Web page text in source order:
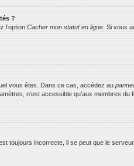
?
l’option Cacher mon statut en ligne . Si vous
vous êtes. Dans ce cas, accédez au
n’est accessible qu’aux membres
toujours incorrecte, il se peut que le